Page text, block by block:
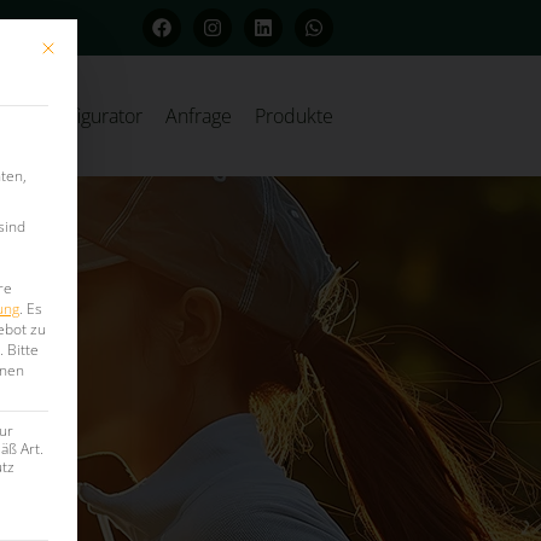
Konfigurator Anfrage Produkte
Mit diesem Button wird der Dialog geschlossen. Seine Funktionalität ist
. Es
zu
Bitte
Art.